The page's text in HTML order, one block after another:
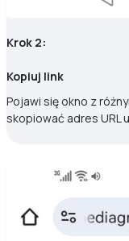
Krok 2:
Kopiuj link
Pojawi się okno z
skopiować adres URL